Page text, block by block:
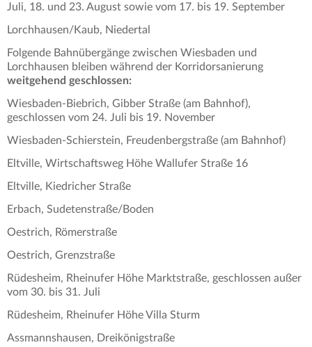
Juli, 18. und 23. August sowie vom 17. bis 19. September
Lorchhausen/Kaub, Niedertal
Folgende Bahnübergänge zwischen Wiesbaden und
Lorchhausen bleiben während der Korridorsanierung
weitgehend geschlossen:
Wiesbaden-Biebrich, Gibber Straße (am Bahnhof),
geschlossen vom 24. Juli bis 19. November
Wiesbaden-Schierstein, Freudenbergstraße (am Bahnhof)
Eltville, Wirtschaftsweg Höhe Wallufer Straße 16
Eltville, Kiedricher Straße
Erbach, Sudetenstraße/Boden
Oestrich, Römerstraße
Oestrich, Grenzstraße
Rüdesheim, Rheinufer Höhe Marktstraße, geschlossen außer
vom 30. bis 31. Juli
Rüdesheim, Rheinufer Höhe Villa Sturm
Assmannshausen, Dreikönigstraße